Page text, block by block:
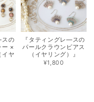
スの
ー ×
イヤ
『タティングレ―スの
パールクラウンピアス
（イヤリング）』
¥1,800